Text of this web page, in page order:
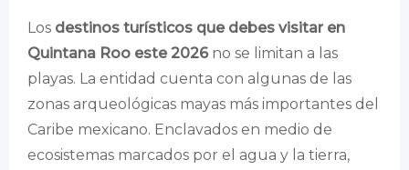
Los destinos turísticos que debes visitar en
Quintana Roo este 2026 no se limitan a las
playas. La entidad cuenta con algunas de las
zonas arqueológicas mayas más importantes del
Caribe mexicano. Enclavados en medio de
ecosistemas marcados por el agua y la tierra,